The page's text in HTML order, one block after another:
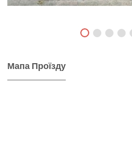
Мапа Проїзду